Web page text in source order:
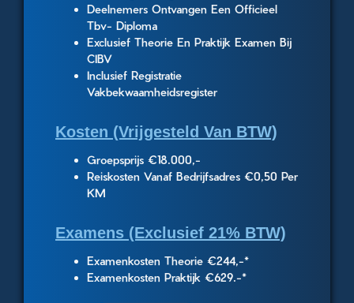
Deelnemers Ontvangen Een Officieel
Tbv- Diploma
Exclusief Theorie En Praktijk Examen Bij
CIBV
Inclusief Registratie
Vakbekwaamheidsregister
Kosten (Vrijgesteld Van BTW)
Groepsprijs €18.000,-
Reiskosten Vanaf Bedrijfsadres €0,50 Per
KM
Examens (Exclusief 21% BTW)
Examenkosten Theorie €244,-*
Examenkosten Praktijk €629.-*